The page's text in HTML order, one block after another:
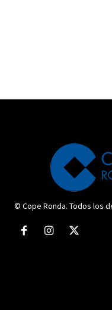
© Cope Ronda. Todos los